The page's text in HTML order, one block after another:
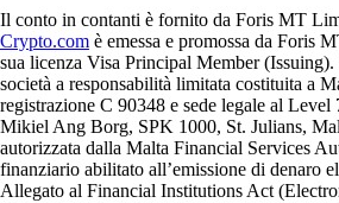
Il conto in contanti è fornito da Foris MT
Crypto.com è emessa e promossa da Foris
sua licenza Visa Principal Member
società a responsabilità limitata costituita a
registrazione C 90348 e sede legale al
Mikiel Ang Borg, SPK 1000, St. Julians,
autorizzata dalla Malta Financial Services
finanziario abilitato all’emissione di denaro
Allegato al Financial Institutions Act